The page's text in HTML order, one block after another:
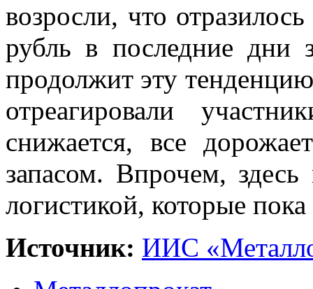
возросли, что
рубль в последние дни
продолжит эту
отреагировали
снижается, все
запасом. Впрочем,
логистикой, которые
Источник: ИИС